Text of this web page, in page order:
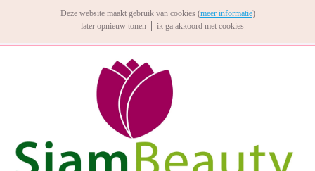
Deze website maakt gebruik van cookies (meer informatie)
later opnieuw tonen
ik ga akkoord met cookies